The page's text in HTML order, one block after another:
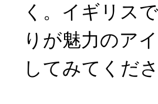
く。イギリス
りが魅力のア
してみてくださ